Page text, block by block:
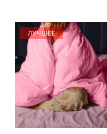
ЛУЧШЕЕ